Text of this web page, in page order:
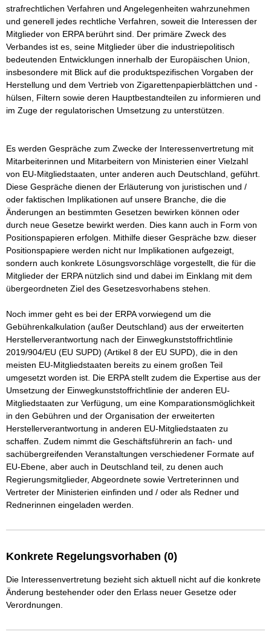
strafrechtlichen Verfahren und Angelegenheiten wahrzunehmen
und generell jedes rechtliche Verfahren, soweit die Interessen der
Mitglieder von ERPA berührt sind. Der primäre Zweck des
Verbandes ist es, seine Mitglieder über die industriepolitisch
bedeutenden Entwicklungen innerhalb der Europäischen Union,
insbesondere mit Blick auf die produktspezifischen Vorgaben der
Herstellung und dem Vertrieb von Zigarettenpapierblättchen und -
hülsen, Filtern sowie deren Hauptbestandteilen zu informieren und
im Zuge der regulatorischen Umsetzung zu unterstützen.
Es werden Gespräche zum Zwecke der Interessenvertretung mit
Mitarbeiterinnen und Mitarbeitern von Ministerien einer Vielzahl
von EU-Mitgliedstaaten, unter anderen auch Deutschland, geführt.
Diese Gespräche dienen der Erläuterung von juristischen und /
oder faktischen Implikationen auf unsere Branche, die die
Änderungen an bestimmten Gesetzen bewirken können oder
durch neue Gesetze bewirkt werden. Dies kann auch in Form von
Positionspapieren erfolgen. Mithilfe dieser Gespräche bzw. dieser
Positionspapiere werden nicht nur Implikationen aufgezeigt,
sondern auch konkrete Lösungsvorschläge vorgestellt, die für die
Mitglieder der ERPA nützlich sind und dabei im Einklang mit dem
übergeordneten Ziel des Gesetzesvorhabens stehen.
Noch immer geht es bei der ERPA vorwiegend um die
Gebührenkalkulation (außer Deutschland) aus der erweiterten
Herstellerverantwortung nach der Einwegkunststoffrichtlinie
2019/904/EU (EU SUPD) (Artikel 8 der EU SUPD), die in den
meisten EU-Mitgliedstaaten bereits zu einem großen Teil
umgesetzt worden ist. Die ERPA stellt zudem die Expertise aus der
Umsetzung der Einwegkunststoffrichtlinie der anderen EU-
Mitgliedstaaten zur Verfügung, um eine Komparationsmöglichkeit
in den Gebühren und der Organisation der erweiterten
Herstellerverantwortung in anderen EU-Mitgliedstaaten zu
schaffen. Zudem nimmt die Geschäftsführerin an fach- und
sachübergreifenden Veranstaltungen verschiedener Formate auf
EU-Ebene, aber auch in Deutschland teil, zu denen auch
Regierungsmitglieder, Abgeordnete sowie Vertreterinnen und
Vertreter der Ministerien einfinden und / oder als Redner und
Rednerinnen eingeladen werden.
Konkrete Regelungsvorhaben (0)
Die Interessenvertretung bezieht sich aktuell nicht auf die konkrete
Änderung bestehender oder den Erlass neuer Gesetze oder
Verordnungen.